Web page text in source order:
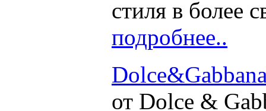
стиля в более
подробнее..
от Dolce &